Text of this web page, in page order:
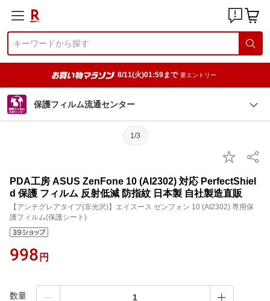
8/11(火)01:59まで 要エントリー
保護フィルム流通センター
1/3
PDA工房 ASUS ZenFone 10 (AI2302) 対応 PerfectShiel
d 保護 フィルム 反射低減 防指紋 日本製 自社製造直販
【アンチグレアタイプ(非光沢)】エイスース ゼンフォン 10 (AI2302) 専用保
護フィルム(保護シート)
998 円
数量